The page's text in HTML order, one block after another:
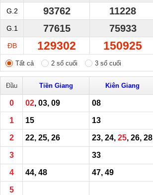
G.2 93762 11228
G.1 77615 75933
ĐB 129302 150925
Tất cả 2 số cuối 3 số cuối
Đầu Tiền Giang Kiên Giang
0 02, 03, 09 08
1 15 13
2 22, 25, 26 23, 24, 25, 26, 28
3 33
4 44, 48 47, 49
5